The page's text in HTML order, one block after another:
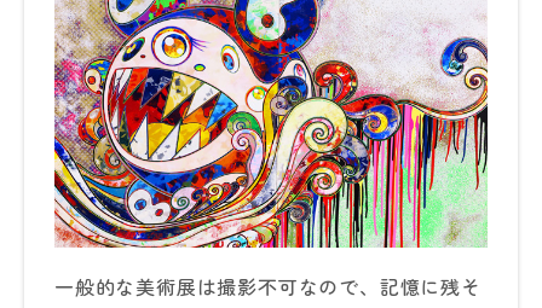
一般的な美術展は撮影不可なので、記憶に残そ